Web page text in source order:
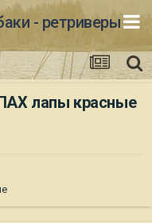
- ретриверы
лапы красные